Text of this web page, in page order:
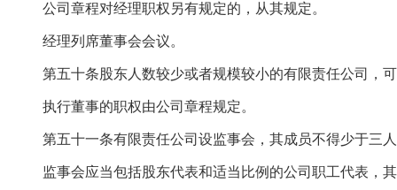
公司章程对经理职权另有规定的，从其规定。
经理列席董事会会议。
第五十条股东人数较少或者规模较小的有限责任公司，
执行董事的职权由公司章程规定。
第五十一条有限责任公司设监事会，其成员不得少于三
监事会应当包括股东代表和适当比例的公司职工代表，